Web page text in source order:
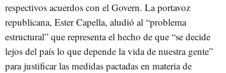
respectivos acuerdos con el Govern. La portavoz
republicana, Ester Capella, aludió al “problema
estructural” que representa el hecho de que “se decide
lejos del país lo que depende la vida de nuestra gente”
para justificar las medidas pactadas en materia de